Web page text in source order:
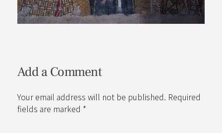
Add a Comment
Your email address will not be published. Required
fields are marked *